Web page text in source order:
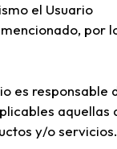
el Usuario
por
es responsable
aquellas
y/o servicios.